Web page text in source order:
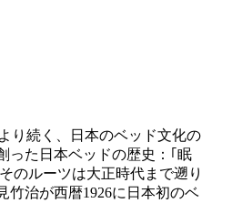
り続く、日本のベッド文化の
った日本ベッドの歴史：｢眠
のルーツは大正時代まで遡り
竹治が西暦1926に日本初のベ